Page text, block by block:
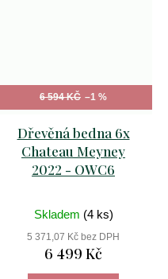
6 594 KČ –1 %
Dřevěná bedna 6x
Chateau Meyney
2022 - OWC6
Skladem (4 ks)
5 371,07 Kč bez DPH
6 499 Kč